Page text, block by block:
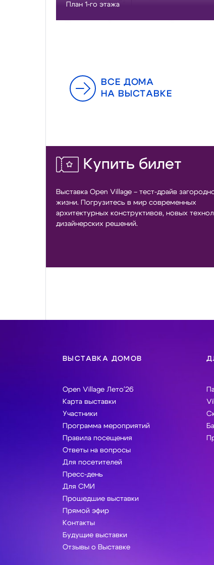
План 1-го этажа
ВСЕ ДОМА
НА ВЫСТАВКЕ
Купить билет
Выставка Open Village – тест-драйв
жизни. Погрузитесь в мир современных
архитектурных конструктивов, новых
дизайнерских решений.
ВЫСТАВКА ДОМОВ
Open Village Лето'26
Карта выставки
Участники
Программа мероприятий
Правила посещения
Ответы на вопросы
Для посетителей
Пресс-день
Для СМИ
Прошедшие выставки
Прямой эфир
Контакты
Будущие выставки
Отзывы о Выставке